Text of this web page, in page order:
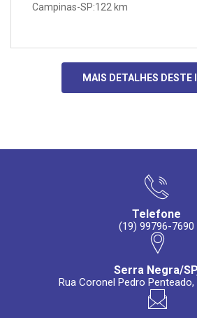
Campinas-SP:122 km
MAIS DETALHES DESTE
Telefone
(19) 99796-7690
Serra Negra/
Rua Coronel Pedro